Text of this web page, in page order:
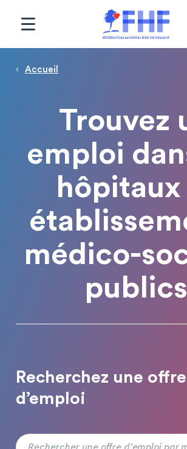
Page d'accueil
Fil d'Ariane
Accueil
Trouvez
emploi
hôpitaux
médico-
publics
Recherchez une offre
d’emploi
Panneau de gestion des cookies